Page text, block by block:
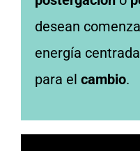
desean
energía
para el cambio.